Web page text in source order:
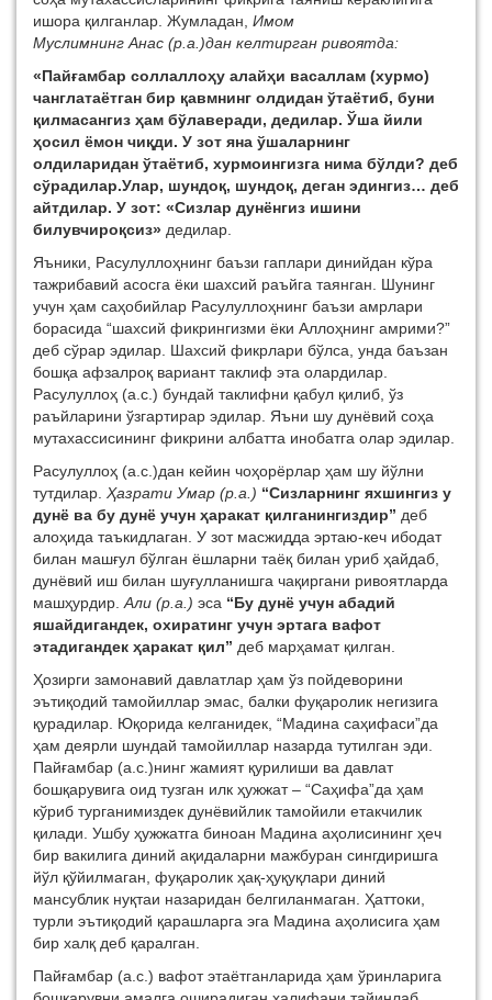
ишора қилганлар. Жумладан, Имом
Муслимнинг Анас (р.а.)дан келтирган ривоятда:
«Пайғамбар соллаллоҳу алайҳи васаллам (хурмо)
чанглатаётган бир қавмнинг олдидан ўтаётиб, буни
қилмасангиз ҳам бўлаверади, дедилар. Ўша йили
ҳосил ёмон чиқди. У зот яна ўшаларнинг
олдиларидан ўтаётиб, хурмоингизга нима бўлди? деб
сўрадилар.Улар, шундоқ, шундоқ, деган эдингиз… деб
айтдилар. У зот: «Сизлар дунёнгиз ишини
билувчироқсиз» дедилар.
Яъники, Расулуллоҳнинг баъзи гаплари динийдан кўра
тажрибавий асосга ёки шахсий раъйга таянган. Шунинг
учун ҳам саҳобийлар Расулуллоҳнинг баъзи амрлари
борасида “шахсий фикрингизми ёки Аллоҳнинг амрими?”
деб сўрар эдилар. Шахсий фикрлари бўлса, унда баъзан
бошқа афзалроқ вариант таклиф эта олардилар.
Расулуллоҳ (а.с.) бундай таклифни қабул қилиб, ўз
раъйларини ўзгартирар эдилар. Яъни шу дунёвий соҳа
мутахассисининг фикрини албатта инобатга олар эдилар.
Расулуллоҳ (а.с.)дан кейин чоҳорёрлар ҳам шу йўлни
тутдилар. Ҳазрати Умар (р.а.) “Сизларнинг яхшингиз у
дунё ва бу дунё учун ҳаракат қилганингиздир” деб
алоҳида таъкидлаган. У зот масжидда эртаю-кеч ибодат
билан машғул бўлган ёшларни таёқ билан уриб ҳайдаб,
дунёвий иш билан шуғулланишга чақиргани ривоятларда
машҳурдир. Али (р.а.) эса “Бу дунё учун абадий
яшайдигандек, охиратинг учун эртага вафот
этадигандек ҳаракат қил” деб марҳамат қилган.
Ҳозирги замонавий давлатлар ҳам ўз пойдеворини
эътиқодий тамойиллар эмас, балки фуқаролик негизига
қурадилар. Юқорида келганидек, “Мадина саҳифаси”да
ҳам деярли шундай тамойиллар назарда тутилган эди.
Пайғамбар (а.с.)нинг жамият қурилиши ва давлат
бошқарувига оид тузган илк ҳужжат – “Саҳифа”да ҳам
кўриб турганимиздек дунёвийлик тамойили етакчилик
қилади. Ушбу ҳужжатга биноан Мадина аҳолисининг ҳеч
бир вакилига диний ақидаларни мажбуран сингдиришга
йўл қўйилмаган, фуқаролик ҳақ-ҳуқуқлари диний
мансублик нуқтаи назаридан белгиланмаган. Ҳаттоки,
турли эътиқодий қарашларга эга Мадина аҳолисига ҳам
бир халқ деб қаралган.
Пайғамбар (а.с.) вафот этаётганларида ҳам ўринларига